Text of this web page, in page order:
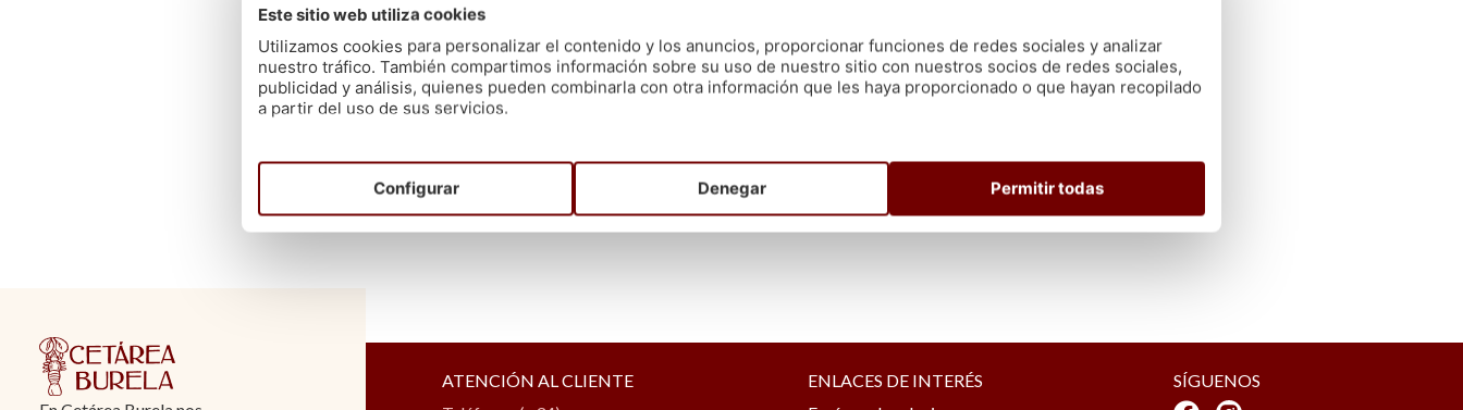
ATENCIÓN AL CLIENTE
ENLACES DE INTERÉS
SÍGUENOS
Este sitio web utiliza cookies
Utilizamos cookies para personalizar el contenido y los anuncios, proporcionar funciones de redes sociales y analizar
nuestro tráfico. También compartimos información sobre su uso de nuestro sitio con nuestros socios de redes sociales,
publicidad y análisis, quienes pueden combinarla con otra información que les haya proporcionado o que hayan recopilado
a partir del uso de sus servicios.
Configurar Denegar Permitir todas